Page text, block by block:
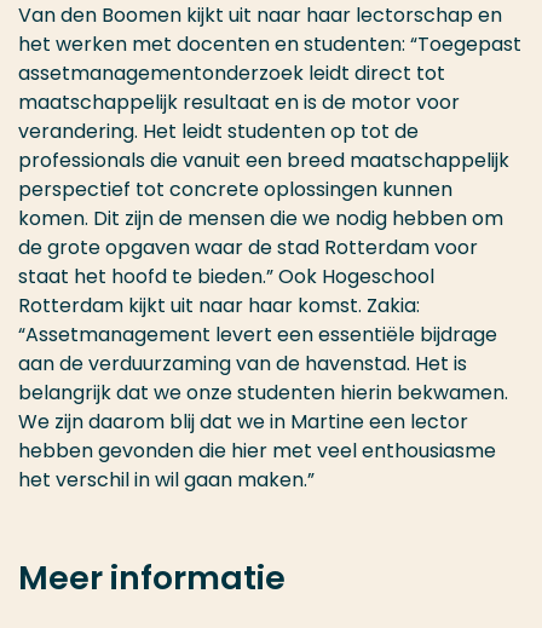
Van den Boomen kijkt uit naar haar lectorschap en
het werken met docenten en studenten: “Toegepast
assetmanagementonderzoek leidt direct tot
maatschappelijk resultaat en is de motor voor
verandering. Het leidt studenten op tot de
professionals die vanuit een breed maatschappelijk
perspectief tot concrete oplossingen kunnen
komen. Dit zijn de mensen die we nodig hebben om
de grote opgaven waar de stad Rotterdam voor
staat het hoofd te bieden.” Ook Hogeschool
Rotterdam kijkt uit naar haar komst. Zakia:
“Assetmanagement levert een essentiële bijdrage
aan de verduurzaming van de havenstad. Het is
belangrijk dat we onze studenten hierin bekwamen.
We zijn daarom blij dat we in Martine een lector
hebben gevonden die hier met veel enthousiasme
het verschil in wil gaan maken.”
Meer informatie